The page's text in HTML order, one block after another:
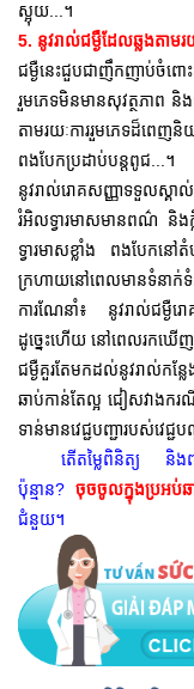
ស្អុយ...។
5. នូវរាល់ជម្ងឺដែលឆ្លងតាមរ
ជម្ងឺនេះជួបជាញឹកញាប់ចំពោ
រួមភេទមិនមានសុវត្ថភាព
តាមរយៈការរួមភេទដ៏ពេ
ពងបែកប្រដាប់បន្តពូជ...។
នូវរាល់រោគសញ្ញាទទួលស្គា
រំអិលទ្វារមាសមានពណ៌ និ
ទ្វារមាសខ្លាំង ពងបែកន
ក្រហាយនៅពេលមានទំនាក់
ការណែនាំ៖ នូវរាល់ជម្ងឺ
ដូច្នេះហើយ នៅពេលរកឃើញ
ជម្ងឺគួរតែមកដល់នូវរាល់កន្ល
ឆាប់កាន់តែល្អ ជៀសវាងក
ទាន់មានវេជ្ជបញ្ជារបស់វេជ្ជ
តើតម្លៃពិនិត្យ និងព្យ
ប៉ុន្មាន? ចុចចូលក្នុងប្រអប់ឆ
ជំនួយ។